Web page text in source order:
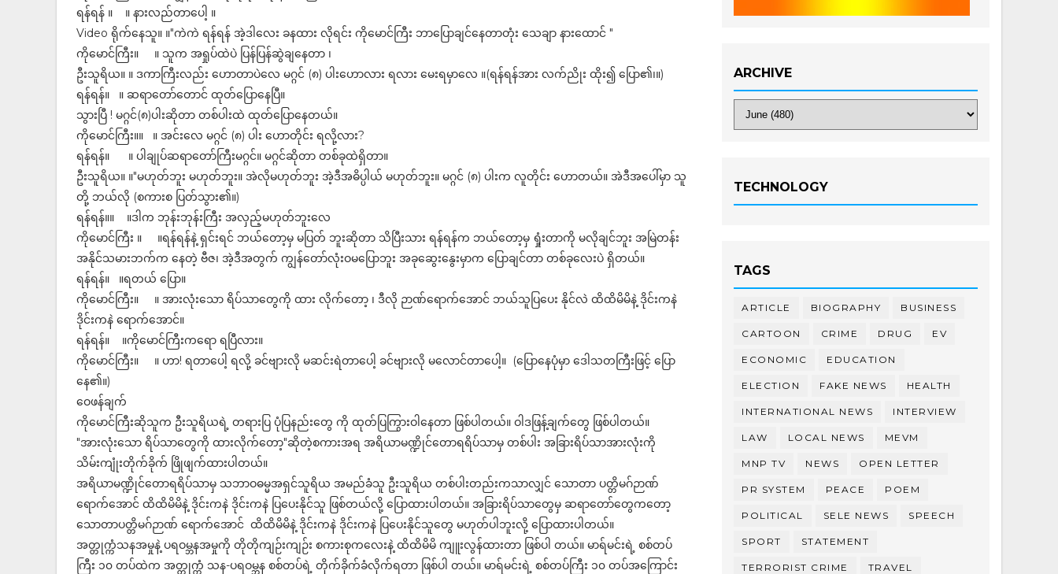
ရန်ရန် ။ ။ နားလည်တာပေါ့ ။
Video ရိုက်နေသူ။ ။"ကဲကဲ ရန်ရန် အဲ့ဒါလေး ခန‌ထား လိုရင်း ကိုမောင်ကြီး ဘာပြောချင်နေတာတုံး သေချာ နားထောင် "
ကိုမောင်ကြီး။ ။ သူက အရှုပ်ထဲပဲ ပြန်ပြန်ဆွဲချနေတာ ၊
ဦးသူရိယ။ ။ ဒကာကြီးလည်း ဟောတာပဲလေ မဂ္ဂင် (၈) ပါးဟောလား ရလား မေးရမှာလေ ။(ရန်ရန်အား လက်ညိုး ထိုး၍ ပြော၏၊။)
ရန်ရန်။ ။ ဆရာတော်တောင် ထုတ်ပြောနေပြီ။
သွားပြီ ! မဂ္ဂင်(၈)ပါးဆိုတာ တစ်ပါးထဲ ထုတ်ပြောနေတယ်။
ကိုမောင်ကြီး။။ ။ အင်းလေ မဂ္ဂင် (၈) ပါး ဟောတိုင်း ရလို့လား?
ရန်ရန်။ ။ ပါချုပ်ဆရာတော်ကြီးမဂ္ဂင်။ မဂ္ဂင်ဆိုတာ တစ်ခုထဲရှိတာ။
ဦးသူရိယ။ ။"မဟုတ်ဘူး မဟုတ်ဘူး။ အဲလိုမဟုတ်ဘူး အဲ့ဒီအဓိပ္ပါယ် မဟုတ်ဘူး။ မဂ္ဂင် (၈) ပါးက လူတိုင်း ဟောတယ်။ အဲဒီအပေါ်မှာ သူ
တို့ ဘယ်လို (စကားစ ပြတ်သွား၏။)
ရန်ရန်။။ ။ဒါက ဘုန်းဘုန်းကြီး အလှည့်မဟုတ်ဘူးလေ
ကိုမောင်ကြီး ။ ။ရန်ရန်နဲ့ ရှင်းရင် ဘယ်တော့မှ မပြတ် ဘူးဆိုတာ သိပြီးသား ရန်ရန်က ဘယ်တော့မှ ရှုံးတာကို မလိုချင်ဘူး အမြဲတန်း
အနိုင်သမားဘက်က နေတဲ့ ဗီဇ၊ အဲ့ဒီအတွက် ကျွန်တော်လုံးဝမပြောဘူး အခုဆွေးနွေးမှာက ပြောချင်တာ တစ်ခုလေးပဲ ရှိတယ်။
ရန်ရန်။ ။ရတယ် ပြော။
ကိုမောင်ကြီး။ ။ အားလုံးသော ရိပ်သာတွေကို ထား လိုက်တော့ ၊ ဒီလို ဉာဏ်ရောက်အောင် ဘယ်သူပြပေး နိုင်လဲ ထိထိမိမိနဲ့ ဒိုင်းကနဲ
ဒိုင်းကနဲ ရောက်အောင်။
ရန်ရန်။ ။ကိုမောင်ကြီးကရော ရပြီလား။
ကိုမောင်ကြီး။ ။ ဟာ! ရတာပေါ့ ရလို့ ခင်ဗျားလို မဆင်းရဲတာပေါ့ ခင်ဗျားလို မလောင်တာပေါ့။ (ပြောနေပုံမှာ ‌ဒေါသတကြီးဖြင့် ပြော
နေ၏။)
ဝေဖန်ချက်
ကိုမောင်ကြီးဆိုသူက ဦးသူရိယရဲ့ တရားပြ ပုံပြနည်းတွေ ကို ထုတ်ပြကြွားဝါနေတာ ဖြစ်ပါတယ်။ ဝါဒဖြန့်ချက်တွေ ဖြစ်ပါတယ်။
"အားလုံးသော ရိပ်သာတွေကို ထားလိုက်တော့"ဆိုတဲ့စကားအရ အရိယာမဏ္ဍိုင်တောရရိပ်သာမှ တစ်ပါး အခြားရိပ်သာအားလုံးကို
သိမ်းကျုံးတိုက်ခိုက် ဖြိုဖျက်ထားပါတယ်။
အရိယာမဏ္ဍိုင်တောရရိပ်သာမှ သဘာဝဓမ္မအရှင်သူရိယ အမည်ခံသူ ဦးသူရိယ တစ်ပါးတည်းကသာလျှင် သောတာ ပတ္တိမဂ်ဉာဏ်
ရောက်အောင် ထိထိမိမိနဲ့ ဒိုင်းကနဲ ဒိုင်းကနဲ ပြပေးနိုင်သူ ဖြစ်တယ်လို့ ပြောထားပါတယ်။ အခြားရိပ်သာတွေမှ ဆရာတော်တွေကတော့
သောတာပတ္တိမဂ်ဉာဏ် ရောက်အောင် ထိထိမိမိနဲ့ ဒိုင်းကနဲ ဒိုင်းကနဲ ပြပေးနိုင်သူတွေ မဟုတ်ပါဘူးလို့ ပြောထားပါတယ်။
အတ္တုက္ကံသနအမှုနဲ့ ပရဝမ္ဘနအမှုကို တိုတိုကျဉ်းကျဉ်း စကားစုကလေးနဲ့ ထိထိမိမိ ကျူးလွန်ထားတာ ဖြစ်ပါ တယ်။ မာရ်မင်းရဲ့ စစ်တပ်
ကြီး ၁၀ တပ်ထဲက အတ္တုက္ကံ သန-ပရဝမ္ဘန စစ်တပ်ရဲ့ တိုက်ခိုက်ခံလိုက်ရတာ ဖြစ်ပါ တယ်။ မာရ်မင်းရဲ့ စစ်တပ်ကြီး ၁၀ တပ်အကြောင်း
ARCHIVE
TECHNOLOGY
TAGS
ARTICLE BIOGRAPHY BUSINESS
CARTOON CRIME DRUG EV
ECONOMIC EDUCATION
ELECTION FAKE NEWS HEALTH
INTERNATIONAL NEWS INTERVIEW
LAW LOCAL NEWS MEVM
MNP TV NEWS OPEN LETTER
PR SYSTEM PEACE POEM
POLITICAL SELE NEWS SPEECH
SPORT STATEMENT
TERRORIST CRIME TRAVEL